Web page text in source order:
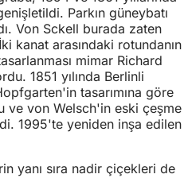
Parkın güneybatı
Von Sckell burada zaten
kanat arasındaki rotundanın
mimar Richard
1851 yılında Berlinli
tasarımına göre
ve von Welsch'in eski çeşme
1995'te yeniden inşa edilen
yanı sıra nadir çiçekleri de